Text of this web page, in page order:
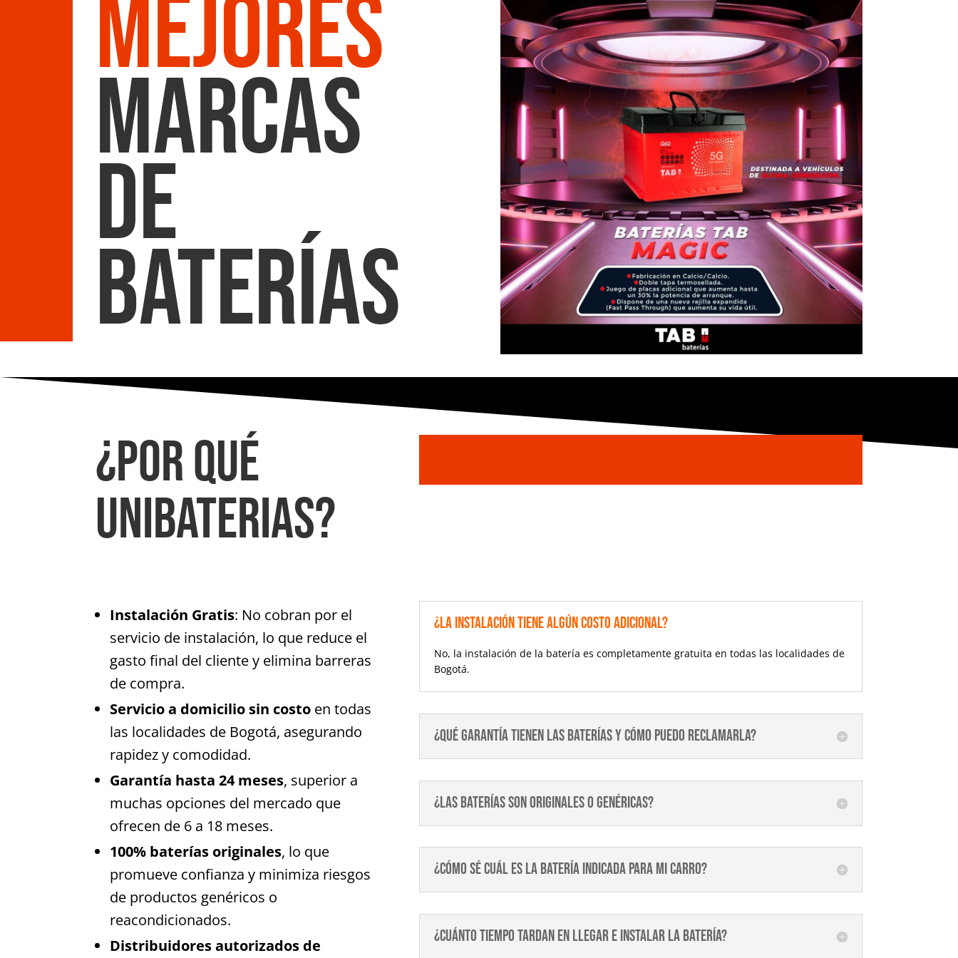
Mejores
marcas
de
Baterías
¿Por qué
Unibaterias?
Instalación Gratis: No cobran por el
servicio de instalación, lo que reduce el
gasto final del cliente y elimina barreras
de compra.
Servicio a domicilio sin costo en todas
las localidades de Bogotá, asegurando
rapidez y comodidad.
Garantía hasta 24 meses, superior a
muchas opciones del mercado que
ofrecen de 6 a 18 meses.
100% baterías originales, lo que
promueve confianza y minimiza riesgos
de productos genéricos o
reacondicionados.
Distribuidores autorizados de
¿La instalación tiene algún costo adicional?
No, la instalación de la batería es completamente gratuita en todas las localidades de
Bogotá.
¿Qué garantía tienen las baterías y cómo puedo reclamarla?
¿Las baterías son originales o genéricas?
¿Cómo sé cuál es la batería indicada para mi carro?
¿Cuánto tiempo tardan en llegar e instalar la batería?